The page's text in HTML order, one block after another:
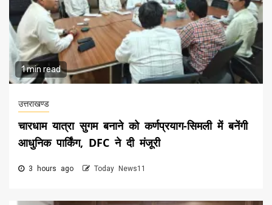
1 min read
उत्तराखण्ड
चारधाम यात्रा सुगम बनाने को कर्णप्रयाग-सिमली में बनेंगी
आधुनिक पार्किंग, DFC ने दी मंजूरी
3 hours ago Today News11